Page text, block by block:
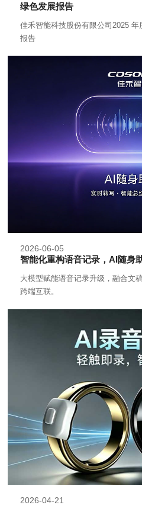
绿色发展报告
佳禾智能科技股份有限公司2025
报告
2026-06-05
智能化重构语音记录，AI随身
大模型赋能语音记录升级，融合文
跨端互联。
2026-04-21